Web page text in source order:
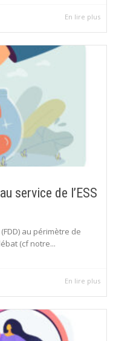
En lire plus
service de l’ESS
au périmètre de
(cf notre...
En lire plus